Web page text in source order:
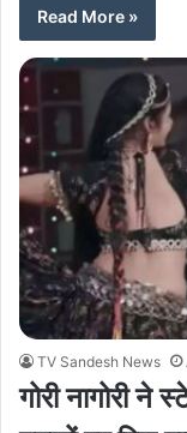
Read More »
TV Sandesh News
गोरी नागोरी ने